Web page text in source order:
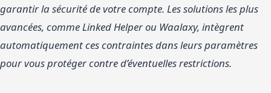
garantir la sécurité de votre compte. Les solutions les plus
avancées, comme Linked Helper ou Waalaxy, intègrent
automatiquement ces contraintes dans leurs paramètres
pour vous protéger contre d’éventuelles restrictions.